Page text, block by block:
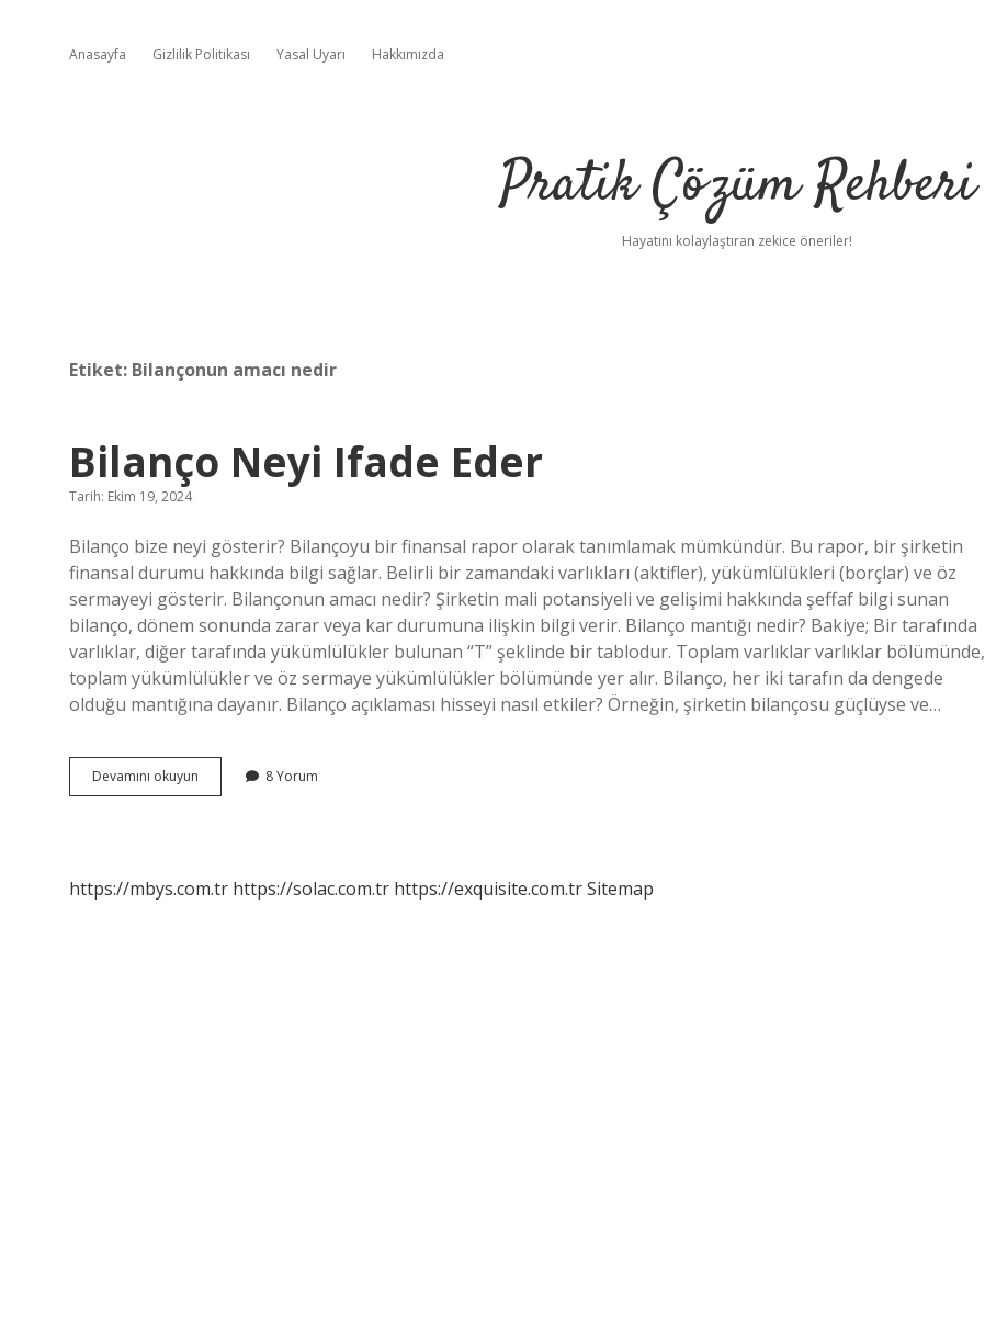
Anasayfa Gizlilik Politikası Yasal Uyarı Hakkımızda
Pratik Çözüm Rehberi
Hayatını kolaylaştıran zekice öneriler!
Etiket: Bilançonun amacı nedir
Bilanço Neyi Ifade Eder
Tarih: Ekim 19, 2024
Bilanço bize neyi gösterir? Bilançoyu bir finansal rapor olarak tanımlamak mümkündür. Bu rapor, bir şirketin
finansal durumu hakkında bilgi sağlar. Belirli bir zamandaki varlıkları (aktifler), yükümlülükleri (borçlar) ve öz
sermayeyi gösterir. Bilançonun amacı nedir? Şirketin mali potansiyeli ve gelişimi hakkında şeffaf bilgi sunan
bilanço, dönem sonunda zarar veya kar durumuna ilişkin bilgi verir. Bilanço mantığı nedir? Bakiye; Bir tarafında
varlıklar, diğer tarafında yükümlülükler bulunan “T” şeklinde bir tablodur. Toplam varlıklar varlıklar bölümünde,
toplam yükümlülükler ve öz sermaye yükümlülükler bölümünde yer alır. Bilanço, her iki tarafın da dengede
olduğu mantığına dayanır. Bilanço açıklaması hisseyi nasıl etkiler? Örneğin, şirketin bilançosu güçlüyse ve…
Devamını okuyun
Neyi
8 Yorum
https://mbys.com.tr https://solac.com.tr https://exquisite.com.trSitemap